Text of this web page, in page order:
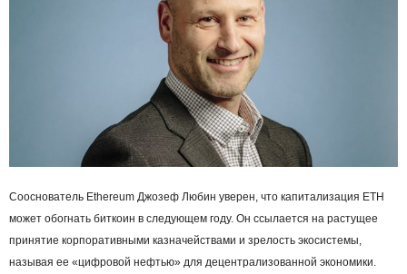
Сооснователь Ethereum Джозеф Любин уверен, что капитализация ETH
может обогнать биткоин в следующем году. Он ссылается на растущее
принятие корпоративными казначействами и зрелость экосистемы,
называя ее «цифровой нефтью» для децентрализованной экономики.